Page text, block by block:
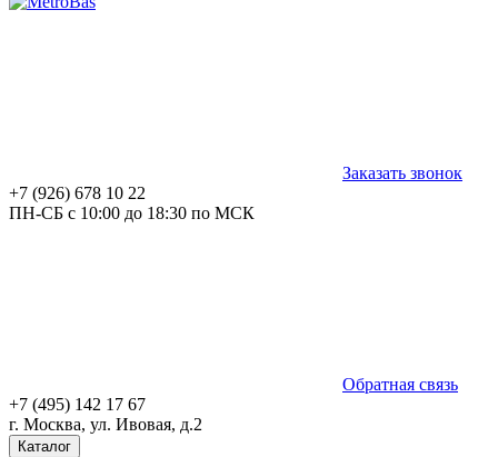
Заказать звонок
+7 (926) 678 10 22
ПН-СБ с 10:00 до 18:30 по МСК
Обратная связь
+7 (495) 142 17 67
г. Москва, ул. Ивовая, д.2
Каталог